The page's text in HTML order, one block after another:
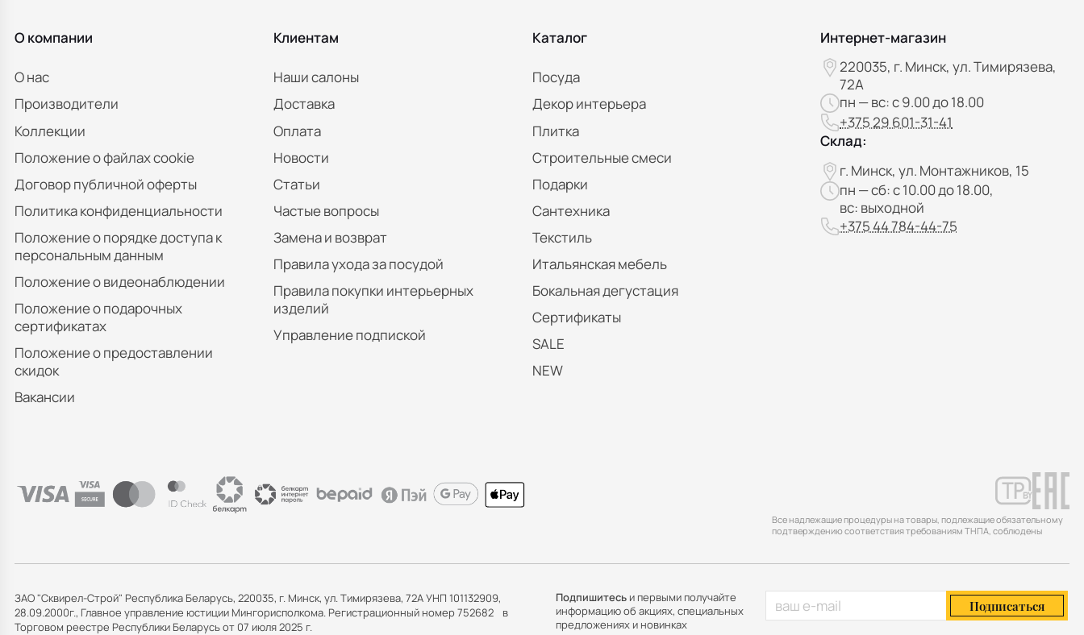
О компании
О нас
Производители
Коллекции
Положение о файлах cookie
Договор публичной оферты
Политика конфиденциальности
Положение о порядке доступа к
персональным данным
Положение о видеонаблюдении
Положение о подарочных
сертификатах
Положение о предоставлении
скидок
Вакансии
Клиентам
Наши салоны
Доставка
Оплата
Новости
Статьи
Частые вопросы
Замена и возврат
Правила ухода за посудой
Правила покупки интерьерных
изделий
Управление подпиской
Каталог
Посуда
Декор интерьера
Плитка
Строительные смеси
Подарки
Сантехника
Текстиль
Итальянская мебель
Бокальная дегустация
Сертификаты
SALE
NEW
Интернет-магазин
220035, г. Минск, ул. Тимирязева,
72А
пн — вс: с 9.00 до 18.00
+375 29 601-31-41
Склад:
г. Минск, ул. Монтажников, 15
пн — сб: с 10.00 до 18.00,
вс: выходной
+375 44 784-44-75
Все надлежащие процедуры на товары, подлежащие обязательному
подтверждению соответствия требованиям ТНПА, соблюдены
ЗАО "Сквирел-Строй" Республика Беларусь, 220035, г. Минск, ул. Тимирязева, 72А УНП 101132909,
28.09.2000г., Главное управление юстиции Мингорисполкома. Регистрационный номер 752682 в
Торговом реестре Республики Беларусь от 07 июля 2025 г.
Подпишитесьи первыми получайте
информацию об акциях, специальных
предложениях и новинках
Подписаться